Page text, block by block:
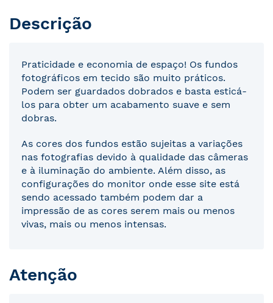
Descrição
Praticidade e economia de espaço! Os fundos
fotográficos em tecido são muito práticos.
Podem ser guardados dobrados e basta esticá-
los para obter um acabamento suave e sem
dobras.
As cores dos fundos estão sujeitas a variações
nas fotografias devido à qualidade das câmeras
e à iluminação do ambiente. Além disso, as
configurações do monitor onde esse site está
sendo acessado também podem dar a
impressão de as cores serem mais ou menos
vivas, mais ou menos intensas.
Atenção